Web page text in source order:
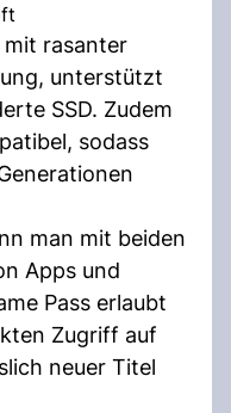
mit rasanter
unterstützt
SSD. Zudem
sodass
man mit beiden
Apps und
Pass erlaubt
Zugriff auf
neuer Titel